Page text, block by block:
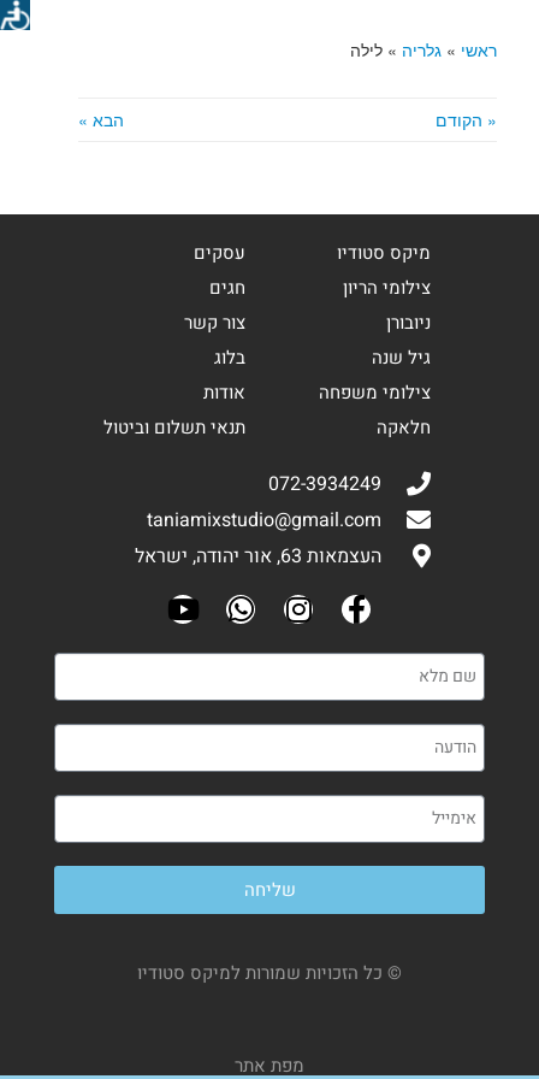
ראשי » גלריה » לילה
« הקודם הבא »
מיקס סטודיו
צילומי הריון
ניובורן
גיל שנה
צילומי משפחה
חלאקה
עסקים
חגים
צור קשר
בלוג
אודות
תנאי תשלום וביטול
072-3934249
taniamixstudio@gmail.com
העצמאות 63, אור יהודה, ישראל
שליחה
© כל הזכויות שמורות למיקס סטודיו
מפת אתר